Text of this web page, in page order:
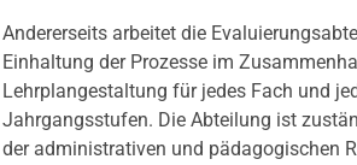
Andererseits arbeitet die
Einhaltung der Prozesse im
Lehrplangestaltung für jedes Fach und
Jahrgangsstufen. Die Abteilung ist
der administrativen und pädagogischen